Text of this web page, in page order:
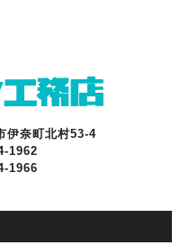
伊奈町北村53-4
1962
1966